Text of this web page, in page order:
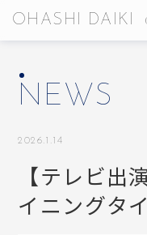
OHASHI DAIKI
NEWS
2026.1.14
【テレビ出
イニングタイ